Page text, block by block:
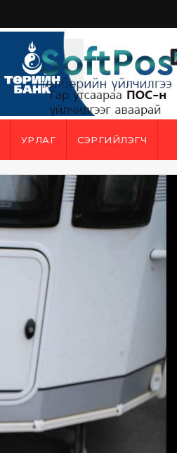
УРЛАГ СЭРГИЙЛЭГЧ